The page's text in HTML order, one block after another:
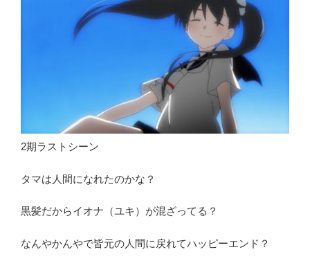
2期ラストシーン
タマは人間になれたのかな？
黒髪だからイオナ（ユキ）が混ざってる？
なんやかんやで皆元の人間に戻れてハッピーエンド？